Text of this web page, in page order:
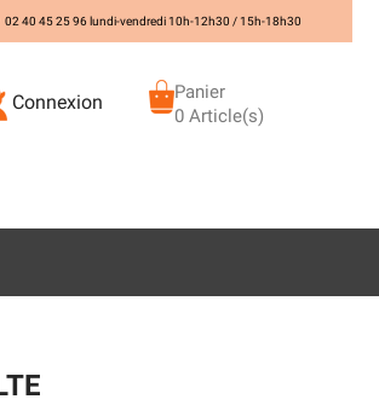
02 40 45 25 96 lundi-vendredi 10h-12h30 / 15h-18h30
Connexion
Panier
0 Article(s)